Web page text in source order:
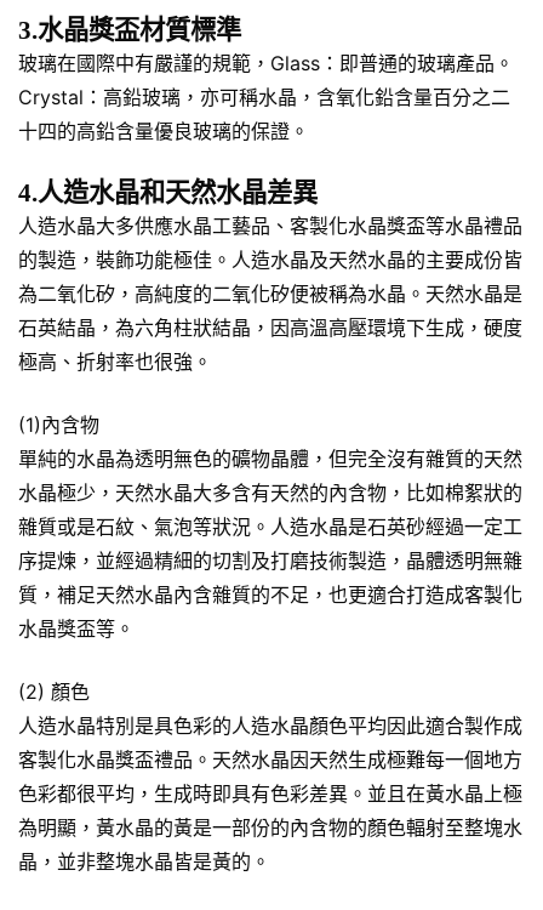
3.水晶獎盃材質標準
玻璃在國際中有嚴謹的規範，Glass：即普通的玻璃產品。
Crystal：高鉛玻璃，亦可稱水晶，含氧化鉛含量百分之二
十四的高鉛含量優良玻璃的保證。
4.人造水晶和天然水晶差異
人造水晶大多供應水晶工藝品、客製化水晶獎盃等水晶禮品
的製造，裝飾功能極佳。人造水晶及天然水晶的主要成份皆
為二氧化矽，高純度的二氧化矽便被稱為水晶。天然水晶是
石英結晶，為六角柱狀結晶，因高溫高壓環境下生成，硬度
極高、折射率也很強。
(1)內含物
單純的水晶為透明無色的礦物晶體，但完全沒有雜質的天然
水晶極少，天然水晶大多含有天然的內含物，比如棉絮狀的
雜質或是石紋、氣泡等狀況。人造水晶是石英砂經過一定工
序提煉，並經過精細的切割及打磨技術製造，晶體透明無雜
質，補足天然水晶內含雜質的不足，也更適合打造成客製化
水晶獎盃等。
(2) 顏色
人造水晶特別是具色彩的人造水晶顏色平均因此適合製作成
客製化水晶獎盃禮品。天然水晶因天然生成極難每一個地方
色彩都很平均，生成時即具有色彩差異。並且在黃水晶上極
為明顯，黃水晶的黃是一部份的內含物的顏色輻射至整塊水
晶，並非整塊水晶皆是黃的。